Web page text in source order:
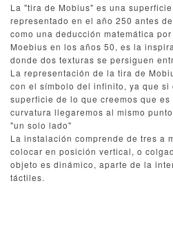
La "tira de Mobius" es una
representado en el año 250 antes
como una deducción matemática
Moebius en los años 50, es la
donde dos texturas se persiguen
La representación de la tira de
con el símbolo del infinito, ya que si
superficie de lo que creemos que
curvatura llegaremos al mismo
"un solo lado"
La instalación comprende de tres a
colocar en posición vertical, o
objeto es dinámico, aparte de la
táctiles.